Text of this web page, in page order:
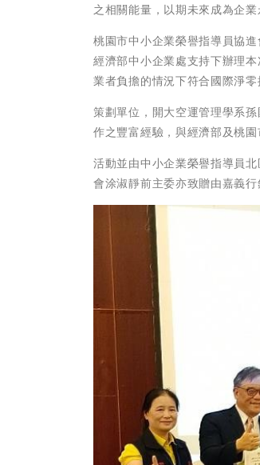
之相關能量，以期未來成為企業
桃園市中小企業榮譽指導員協
經濟部中小企業處支持下辦理
業者負擔的情況下符合國際淨零
策劃單位，開大空運管理學系
作之豐富經驗，與經濟部及桃
活動並由中小企業榮譽指導員
會涂淑靜前主委亦致贈由嘉義